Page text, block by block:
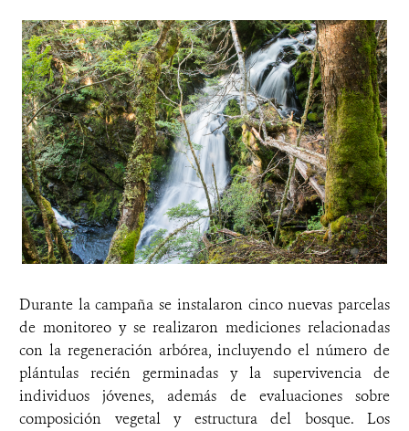
Durante la campaña se instalaron cinco nuevas parcelas
de monitoreo y se realizaron mediciones relacionadas
con la regeneración arbórea, incluyendo el número de
plántulas recién germinadas y la supervivencia de
individuos jóvenes, además de evaluaciones sobre
composición vegetal y estructura del bosque. Los